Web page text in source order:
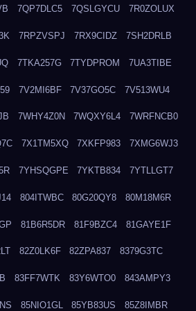
7QP7DLC5 7QSLGYCU 7R0ZOLUX
7RPZVSPJ 7RX9CIDZ 7SH2DRLB
7TKA257G 7TYDPROM 7UA3TIBE
7V2MI6BF 7V37GO5C 7V513WU4
7WHY4Z0N 7WQXY6L4 7WRFNCB0
7X1TM5XQ 7XKFP983 7XMG6WJ3
7YHSQGPE 7YKTB834 7YTLLGT7
804ITWBC 80G20QY8 80M18M6R
81B6R5DR 81F9BZC4 81GAYE1F
82Z0LK6F 82ZPA837 8379G3TC
83FF7WTK 83Y6WTO0 843AMPY3
85NIO1GL 85YB83US 85Z8IMBR